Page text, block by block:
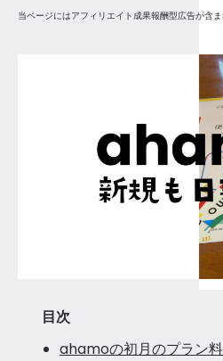
当ページにはアフィリエイト成果報酬型広告が含ま
目次
ahamoの初月のプラン